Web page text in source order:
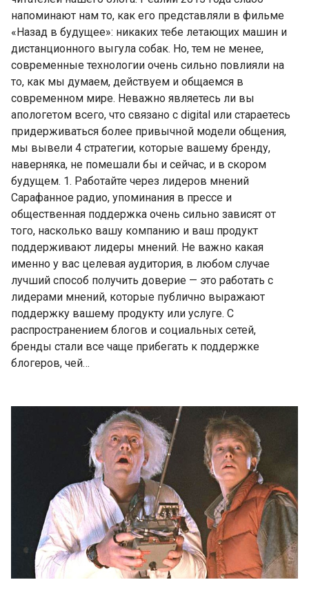
напоминают нам то, как его представляли в фильме
«Назад в будущее»: никаких тебе летающих машин и
дистанционного выгула собак. Но, тем не менее,
современные технологии очень сильно повлияли на
то, как мы думаем, действуем и общаемся в
современном мире. Неважно являетесь ли вы
апологетом всего, что связано с digital или стараетесь
придерживаться более привычной модели общения,
мы вывели 4 стратегии, которые вашему бренду,
наверняка, не помешали бы и сейчас, и в скором
будущем. 1. Работайте через лидеров мнений
Сарафанное радио, упоминания в прессе и
общественная поддержка очень сильно зависят от
того, насколько вашу компанию и ваш продукт
поддерживают лидеры мнений. Не важно какая
именно у вас целевая аудитория, в любом случае
лучший способ получить доверие — это работать с
лидерами мнений, которые публично выражают
поддержку вашему продукту или услуге. С
распространением блогов и социальных сетей,
бренды стали все чаще прибегать к поддержке
блогеров, чей…